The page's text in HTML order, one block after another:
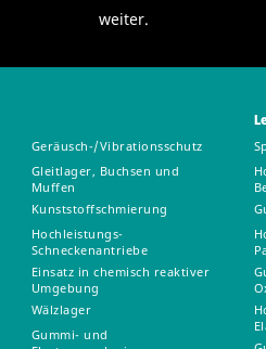
weiter.
Geräusch-/Vibrationsschutz
Gleitlager, Buchsen und
Muffen
Kunststoffschmierung
Hochleistungs-
Schneckenantriebe
Einsatz in chemisch reaktiver
Umgebung
Wälzlager
Gummi- und